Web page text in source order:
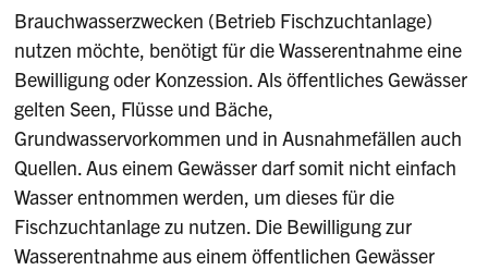
Brauchwasserzwecken (Betrieb Fischzuchtanlage)
nutzen möchte, benötigt für die Wasserentnahme eine
Bewilligung oder Konzession. Als öffentliches Gewässer
gelten Seen, Flüsse und Bäche,
Grundwasservorkommen und in Ausnahmefällen auch
Quellen. Aus einem Gewässer darf somit nicht einfach
Wasser entnommen werden, um dieses für die
Fischzuchtanlage zu nutzen. Die Bewilligung zur
Wasserentnahme aus einem öffentlichen Gewässer